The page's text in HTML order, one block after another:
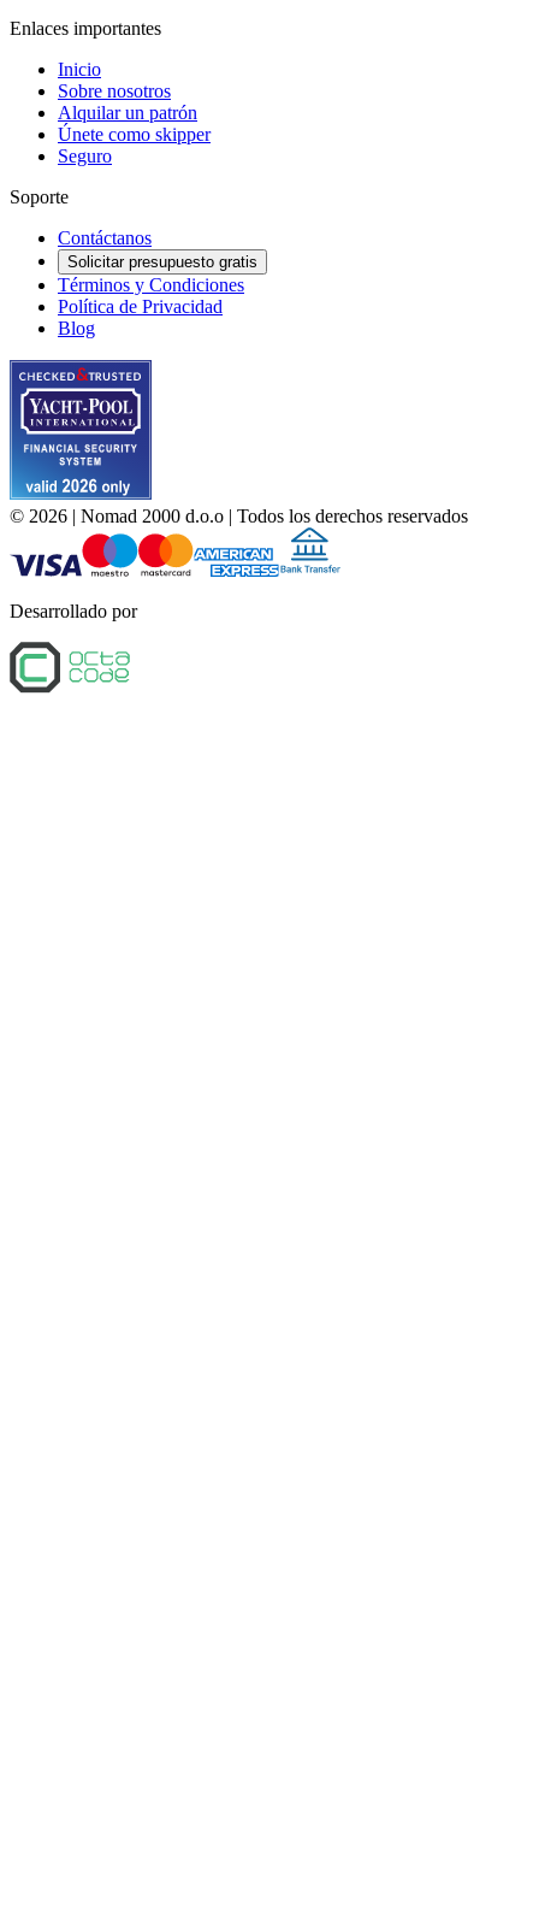
Enlaces importantes
Inicio
Sobre nosotros
Alquilar un patrón
Únete como skipper
Seguro
Soporte
Contáctanos
Solicitar presupuesto gratis
Términos y Condiciones
Política de Privacidad
Blog
© 2026 | Nomad 2000 d.o.o | Todos los derechos reservados
Desarrollado por